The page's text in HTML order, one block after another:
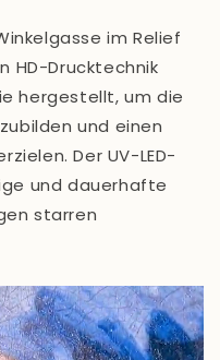
im Relief
HD-Drucktechnik
hergestellt, um die
und einen
Der UV-LED-
und dauerhafte
starren